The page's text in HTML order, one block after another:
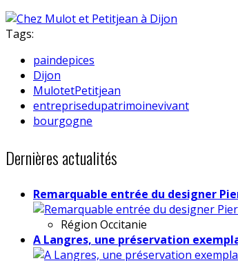
Tags:
paindepices
Dijon
MulotetPetitjean
entreprisedupatrimoinevivant
bourgogne
Dernières actualités
Remarquable entrée du designer
Région Occitanie
A Langres, une préservation